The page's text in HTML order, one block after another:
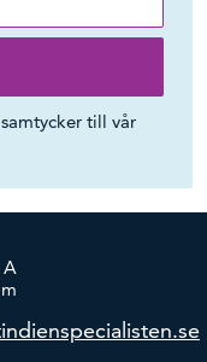
till vår
A